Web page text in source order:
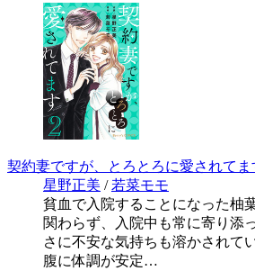
契約妻ですが、とろとろに愛されてま
星野正美 / 若菜モモ
貧血で入院することになった柚
関わらず、入院中も常に寄り添
さに不安な気持ちも溶かされて
腹に体調が安定…